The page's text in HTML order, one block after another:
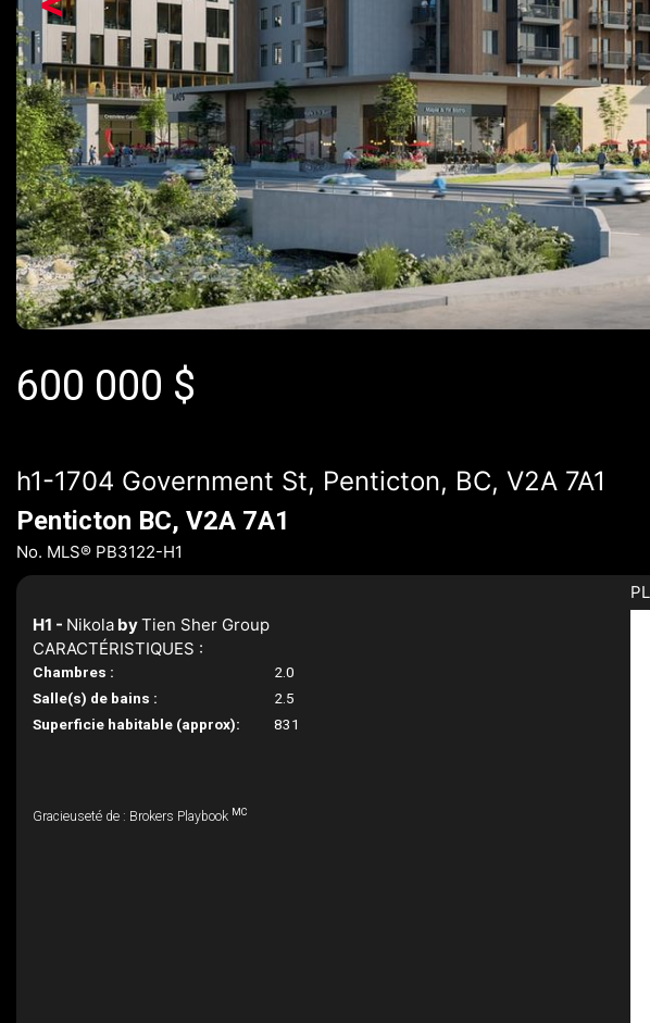
600 000 $
h1-1704 Government St, Penticton, BC, V2A 7A1
Penticton BC, V2A 7A1
No. MLS® PB3122-H1
H1 - Nikola byTien Sher Group
CARACTÉRISTIQUES :
Chambres :
2.0
Salle(s) de bains :
2.5
Superficie habitable (approx):
831
Gracieuseté de : Brokers Playbook MC